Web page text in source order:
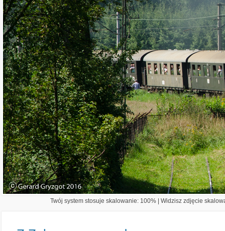
Twój system stosuje skalowanie: 100% | Widzisz zdjęcie